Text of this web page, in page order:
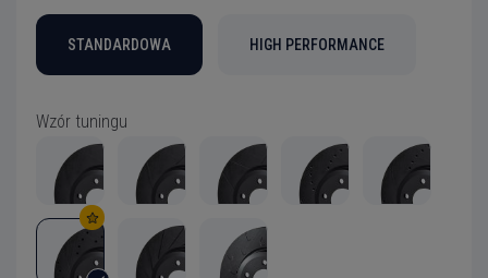
STANDARDOWA HIGH PERFORMANCE
Wzór tuningu